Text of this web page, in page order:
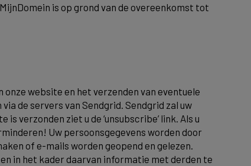
is op grond van de overeenkomst tot
website en het verzenden van eventuele
de servers van Sendgrid. Sendgrid zal uw
verzonden ziet u de ‘unsubscribe’ link. Als u
Uw persoonsgegevens worden door
of e-mails worden geopend en gelezen.
in het kader daarvan informatie met derden te